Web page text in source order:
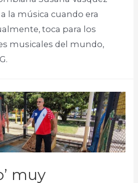
la música cuando era
toca para los
musicales del mundo,
muy